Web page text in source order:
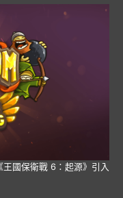
國保衛戰 6：起源》引入